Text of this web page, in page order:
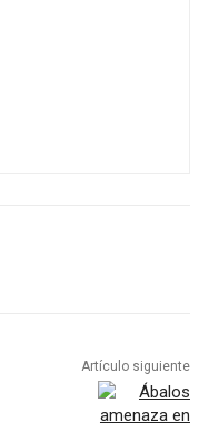
Artículo siguiente